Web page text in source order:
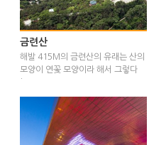
금련산
해발 415M의 금련산의 유래는 산의
모양이 연꽃 모양이라 해서 그렇다